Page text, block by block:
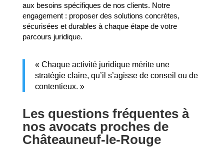
aux besoins spécifiques de nos clients. Notre
engagement : proposer des solutions concrètes,
sécurisées et durables à chaque étape de votre
parcours juridique.
« Chaque activité juridique mérite une
stratégie claire, qu’il s’agisse de conseil ou de
contentieux. »
Les questions fréquentes à
nos avocats proches de
Châteauneuf-le-Rouge